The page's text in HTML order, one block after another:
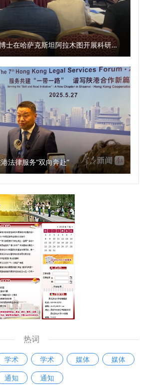
学院、图书馆以及涉外刑事法治与国别
亚法律查明中心、涉外法治研究中心、
西安分公司等单位的主要负责人和学生
。 （供稿：刑事法学院 撰稿：高晓伟
实践教学、加强师资共建、深化理论研
方面重点推进，让协同培养基地成为集
社会服务、国际交流于一体的示范平
和民族复兴贡献法治力量。 会议介绍
，即以“加强高校与法院涉外法治人才
资源共享，培养复合型高素质涉外法治
共建协同培养基地、开展理论与实践
加强学校与法院之间的良性互动，从人
术交流、智库共享等方面开展院校合
讲堂”和专家学术交流，开展涉外法治
法学理论与司法实务调研平台，开展联
同总结法治实践经验和典型司法判例，
实地参观了西安法院法官干警交流平
才培养”主题开展了深入的座谈交流。
了涉外案件审理及涉外法治人才培养
大学、西安市司法局、西安仲裁委员
莲湖区人民法院、雁塔区人民法院的
工作经验、涉外法治人才培养的意见
言，凝聚了智慧，达成了共识。今
涉外法治建设需求，注重协同配合，
不断强化教育培训阵地作用，通过加
搭建交流互鉴成长平台，携手共进，以
培养出一批政治立场坚定、专业素质过
多力量。 【中国新闻网】【阳光网】
头条】【起点新闻】【三秦都市报】西
的华美篇章。 问：《条例》对新型智
，请问陕西省哲学社会科学研究中心将
强新型智库平台？ 袁祖社：陕西省哲
省教育厅、陕西师范大学共同建设，依
势，汇聚全省哲学社会科学力量，开展
研究。2025年，陕西省哲学社会科学
条例》，按照上级主管部门要求，紧紧
，在课题发布、学术研究方面聚焦延安
精神开展工作；将聚焦陕西社会科学有
，不断扩大陕西省哲学社会科学研究中
服务地方经济社会发展的高端新型智
展贡献力量。 问：《条例》规定，本
研诚信工作，建立健全教育引导、监督
的科研诚信管理体系。您如何看待这
诚信是十分关键的问题，是学术研究
研究过程中，必须增强学术自律。学
在于大学，也存在于一些研究机构。
度是十分必要的。 同时，知识产权
条例》的出台释放了信号，即哲学社
要被重视。如果学者的知识产权无法
生造假现象。应该明确学术成果归
等标准，加强对学术期刊、数据库平
台将产生哪些积极影响？ 马朝琦：
面产生积极影响。 一是进一步完善我
体制机制，推动系统运行高效顺畅。
领导推动哲学社会科学工作的根本要
国际法学院张光耀博士在哈萨克斯坦阿拉木图开展科研与社会服务活动
法律服务“双向奔赴”
热词
学术 学术 媒体
媒体
通知 通知